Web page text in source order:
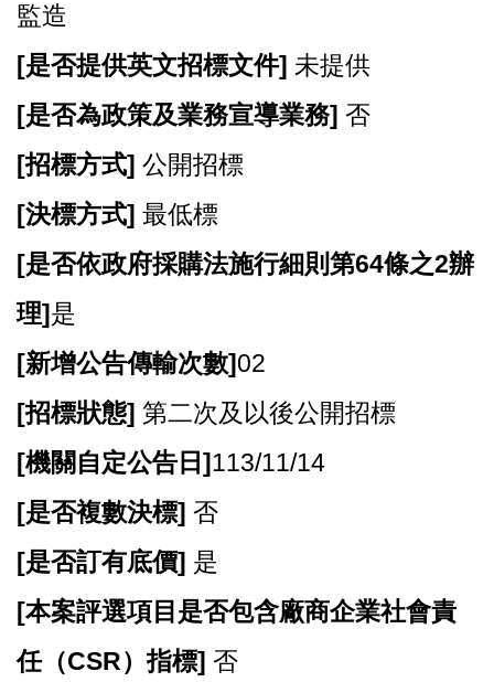
監造
[是否提供英文招標文件] 未提供
[是否為政策及業務宣導業務] 否
[招標方式] 公開招標
[決標方式] 最低標
[是否依政府採購法施行細則第64條之2辦
理]是
[新增公告傳輸次數]02
[招標狀態] 第二次及以後公開招標
[機關自定公告日]113/11/14
[是否複數決標] 否
[是否訂有底價] 是
[本案評選項目是否包含廠商企業社會責
任（CSR）指標] 否